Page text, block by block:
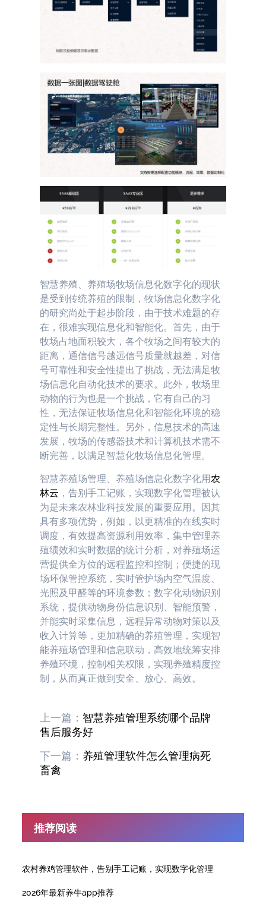
智慧养殖、养殖场牧场信息化数字化的现状
是受到传统养殖的限制，牧场信息化数字化
的研究尚处于起步阶段，由于技术难题的存
在，很难实现信息化和智能化。首先，由于
牧场占地面积较大，各个牧场之间有较大的
距离，通信信号越远信号质量就越差，对信
号可靠性和安全性提出了挑战，无法满足牧
场信息化自动化技术的要求。此外，牧场里
动物的行为也是一个挑战，它有自己的习
性，无法保证牧场信息化和智能化环境的稳
定性与长期完整性。另外，信息技术的高速
发展，牧场的传感器技术和计算机技术需不
断完善，以满足智慧化牧场信息化管理。
智慧养殖场管理、养殖场信息化数字化用农
林云 ，告别手工记账，实现数字化管理被认
为是未来农林业科技发展的重要应用。因其
具有多项优势，例如，以更精准的在线实时
调度，有效提高资源利用效率，集中管理养
殖绩效和实时数据的统计分析，对养殖场运
营提供全方位的远程监控和控制；便捷的现
场环保管控系统，实时管护场内空气温度、
光照及甲醛等的环境参数；数字化动物识别
系统，提供动物身份信息识别、智能预警，
并能实时采集信息，远程异常动物对策以及
收入计算等，更加精确的养殖管理，实现智
能养殖场管理和信息联动，高效地统筹安排
养殖环境，控制相关权限，实现养殖精度控
制，从而真正做到安全、放心、高效。
上一篇： 智慧养殖管理系统哪个品牌
售后服务好
下一篇： 养殖管理软件怎么管理病死
畜禽
推荐阅读
农村养鸡管理软件，告别手工记账，实现数字化管理
2026年最新养牛app推荐